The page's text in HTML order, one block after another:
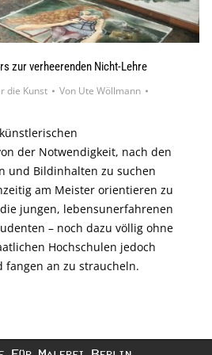
zur verheerenden Nicht-Lehre
die Kunst Von Ute Wöllmann
der Notwendigkeit, nach den
und Bildinhalten zu suchen
am Meister orientieren zu
jungen, lebensunerfahrenen
– noch dazu völlig ohne
Hochschulen jedoch
fangen an zu straucheln.